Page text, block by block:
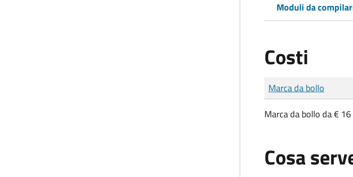
Moduli da
Costi
Tipo di pagamento
Importo
Marca da bollo
Marca da bollo da €
Cosa